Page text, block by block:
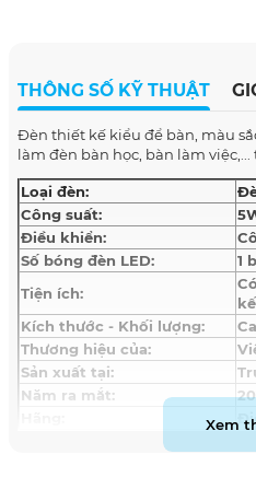
THÔNG SỐ KỸ THUẬT
Đèn thiết kế kiểu để bàn, màu
làm đèn bàn học, bàn làm việc,...
Loại đèn:
Công suất:
Điều khiển:
Số bóng đèn LED:
1
Tiện ích:
Kích thước - Khối lượng:
Thương hiệu của:
Sản xuất tại:
Năm ra mắt:
Xem